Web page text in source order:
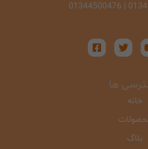
ها
خانه
بلاگ